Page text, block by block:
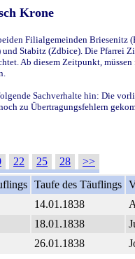
Krone
Filialgemeinden
Stabitz (Zdbice). Die
Ab diesem Zeitpunkt,
Sachverhalte hin: Die
zu Übertragungsfehlern
22 25 28
>>
Taufe des Täuflings
14.01.1838
18.01.1838
26.01.1838